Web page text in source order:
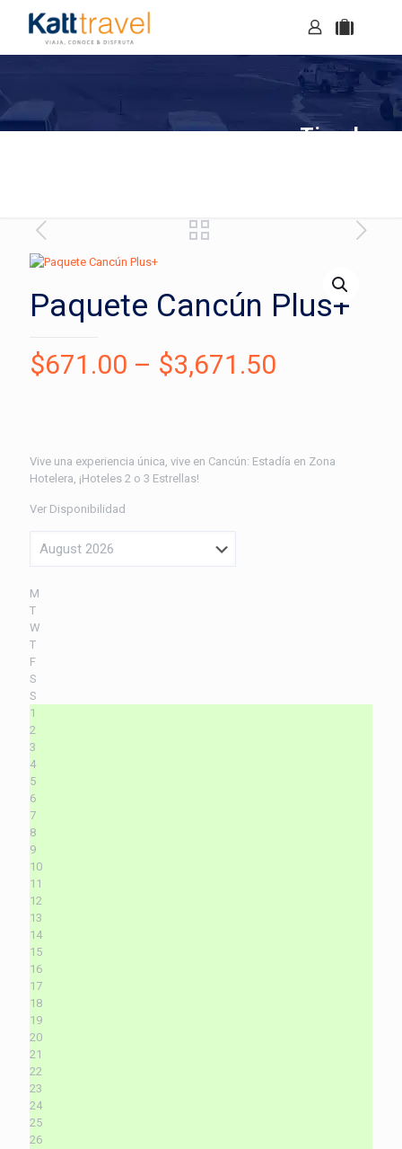
Tienda
Paquete Cancún Plus+
$671.00 – $3,671.50
Vive una experiencia única, vive en Cancún: Estadía en Zona
Hotelera, ¡Hoteles 2 o 3 Estrellas!
Ver Disponibilidad
M
T
W
T
F
S
S
1
2
3
4
5
6
7
8
9
10
11
12
13
14
15
16
17
18
19
20
21
22
23
24
25
26